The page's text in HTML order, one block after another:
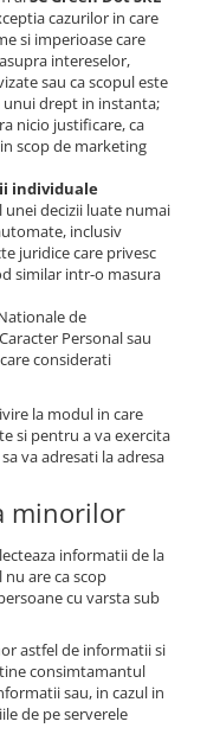
cazurilor in care
si imperioase care
intereselor,
sau ca scopul este
unui drept in instanta;
nicio justificare, ca
scop de marketing
individuale
decizii luate numai
inclusiv
juridice care privesc
similar intr-o masura
de
Personal sau
considerati
la modul in care
si pentru a va exercita
va adresati la adresa
minorilor
informatii de la
are ca scop
cu varsta sub
astfel de informatii si
consimtamantul
sau, in cazul in
de pe serverele